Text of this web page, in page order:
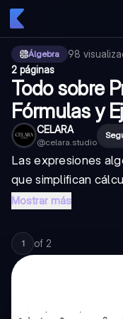
Álgebra 98
2 páginas
Todo sobre
Fórmulas y
CELARA
@celara.studio
Las expresiones
que simplifican
Mostrar más
1 of 2